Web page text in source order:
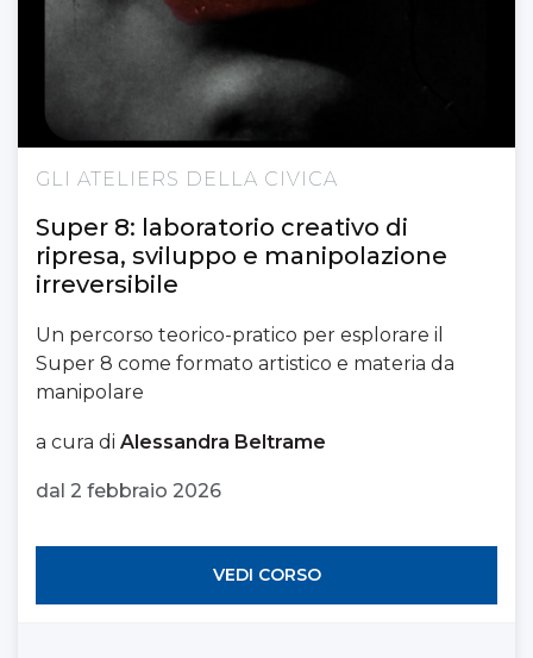
GLI ATELIERS DELLA CIVICA
Super 8: laboratorio creativo di
ripresa, sviluppo e manipolazione
irreversibile
Un percorso teorico-pratico per esplorare il
Super 8 come formato artistico e materia da
manipolare
a cura di Alessandra Beltrame
dal 2 febbraio 2026
VEDI CORSO